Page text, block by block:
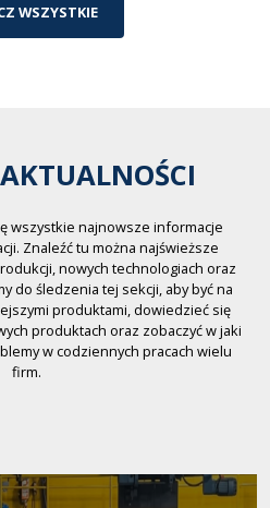
WSZYSTKIE
wszystkie najnowsze informacje
Znaleźć tu można najświeższe
nowych technologiach oraz
do śledzenia tej sekcji, aby być na
produktami, dowiedzieć się
produktach oraz zobaczyć w jaki
w codziennych pracach wielu
firm.